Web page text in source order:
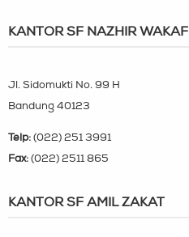
KANTOR SF NAZHIR WAKAF
Jl. Sidomukti No. 99 H
Bandung 40123
Telp: (022) 251 3991
Fax: (022) 2511 865
KANTOR SF AMIL ZAKAT